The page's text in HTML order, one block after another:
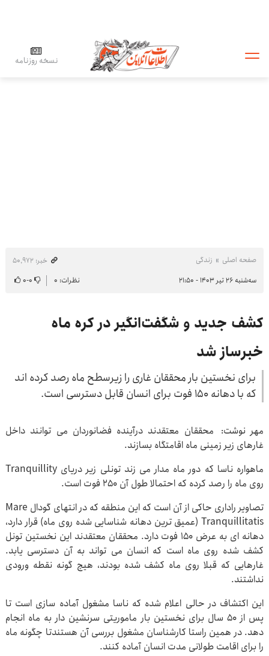
نسخه روزنامه
صفحه اصلی زندگی
خبر: ۵۰٬۹۷۲
سه‌شنبه ۲۶ تیر ۱۴۰۳ - ۲۱:۵۰
نظرات: ۰ ۰-۰
کشف جدید و شگفت‌انگیر در کره ماه
خبرساز شد
برای نخستین بار محققان غاری را زیرسطح ماه رصد کرده اند
که با دهانه ۱۵۰ فوت برای انسان قابل دسترسی است.
مهر نوشت: محققان معتقدند درآینده فضانوردان می توانند داخل
غارهای زیر زمینی ماه اقامتگاه بسازند.
ماهواره ناسا که دور ماه مدار می زند تونلی زیر دریای Tranquillity
روی ماه را رصد کرده که احتمالا طول آن ۲۵۰ فوت است.
تصاویر راداری حاکی از آن است که این منطقه که در انتهای گودال Mare
Tranquillitatis (عمیق ترین دهانه شناسایی شده روی ماه) قرار دارد،
دهانه ای به عرض ۱۵۰ فوت دارد. محققان معتقدند این نخستین تونل
کشف شده روی ماه است که انسان می تواند به آن دسترسی یابد.
غارهایی که قبلا روی ماه کشف شده بودند، هیچ گونه نقطه ورودی
نداشتند.
این اکتشاف در حالی اعلام شده که ناسا مشغول آماده سازی است تا
پس از ۵۰ سال برای نخستین بار ماموریتی سرنشین دار به ماه انجام
دهد. در همین راستا کارشناسان مشغول بررسی آن هستندتا چگونه ماه
را برای اقامت طولانی مدت انسان آماده کنند.